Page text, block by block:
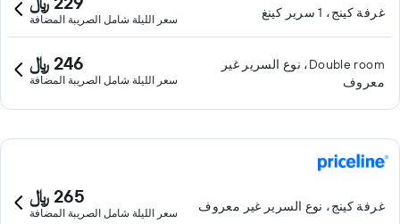
غرفة كينج، 1 سرير كينغ سعر الليلة شامل الصريبة المضافة
Double room، نوع السرير غير
معروف
246 ﷼
سعر الليلة شامل الصريبة المضافة
غرفة كينج، نوع السرير غير معروف 265 ﷼
سعر الليلة شامل الصريبة المضافة